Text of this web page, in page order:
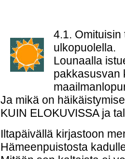
4.1.
ulkopuolella.
Lounaalla
pakkasusvan
Ja mikä on
KUIN ELOKUVISSA ja
Iltapäivällä kirjastoon
Hämeenpuistosta